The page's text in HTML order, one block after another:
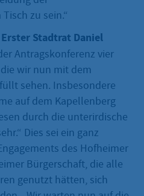
zu sein.“
Stadtrat Daniel
Antragskonferenz vier
wir nun mit dem
sehen. Insbesondere
auf dem Kapellenberg
durch die unterirdische
Dies sei ein ganz
des Hofheimer
Bürgerschaft, die alle
genutzt hätten, sich